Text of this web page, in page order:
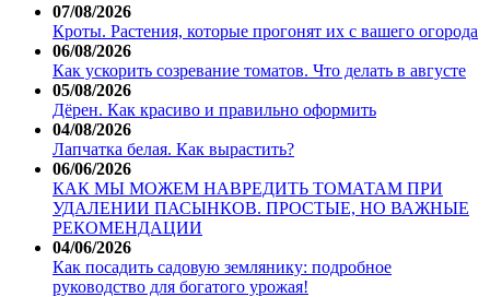
07/08/2026
Кроты. Растения, которые прогонят их с вашего огорода
06/08/2026
Как ускорить созревание томатов. Что делать в августе
05/08/2026
Дёрен. Как красиво и правильно оформить
04/08/2026
Лапчатка белая. Как вырастить?
06/06/2026
КАК МЫ МОЖЕМ НАВРЕДИТЬ ТОМАТАМ ПРИ
УДАЛЕНИИ ПАСЫНКОВ. ПРОСТЫЕ, НО ВАЖНЫЕ
РЕКОМЕНДАЦИИ
04/06/2026
Как посадить садовую землянику: подробное
руководство для богатого урожая!